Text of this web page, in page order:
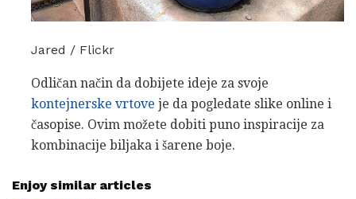
Jared / Flickr
Odličan način da dobijete ideje za svoje
kontejnerske vrtove je da pogledate slike online i
časopise. Ovim možete dobiti puno inspiracije za
kombinacije biljaka i šarene boje.
Enjoy similar articles